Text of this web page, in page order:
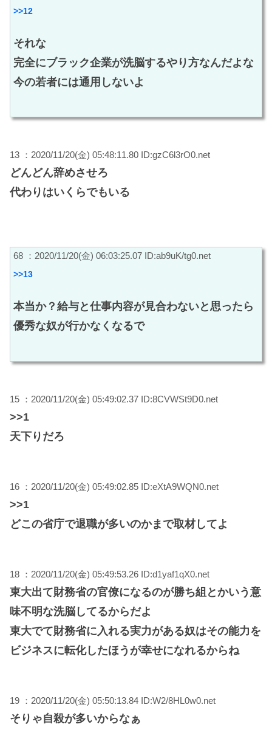
>>12
それな
完全にブラック企業が洗脳するやり方なんだよな
今の若者には通用しないよ
13 ：2020/11/20(金) 05:48:11.80 ID:gzC6l3rO0.net
どんどん辞めさせろ
代わりはいくらでもいる
68 ：2020/11/20(金) 06:03:25.07 ID:ab9uK/tg0.net
>>13
本当か？給与と仕事内容が見合わないと思ったら
優秀な奴が行かなくなるで
15 ：2020/11/20(金) 05:49:02.37 ID:8CVWSt9D0.net
>>1
天下りだろ
16 ：2020/11/20(金) 05:49:02.85 ID:eXtA9WQN0.net
>>1
どこの省庁で退職が多いのかまで取材してよ
18 ：2020/11/20(金) 05:49:53.26 ID:d1yaf1qX0.net
東大出て財務省の官僚になるのが勝ち組とかいう意
味不明な洗脳してるからだよ
東大でて財務省に入れる実力がある奴はその能力を
ビジネスに転化したほうが幸せになれるからね
19 ：2020/11/20(金) 05:50:13.84 ID:W2/8HL0w0.net
そりゃ自殺が多いからなぁ